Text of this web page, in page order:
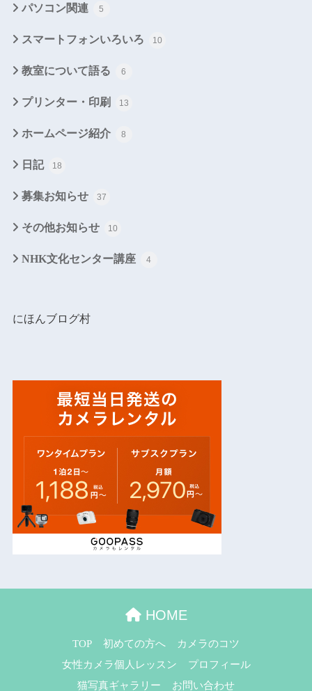
パソコン関連 5
スマートフォンいろいろ 10
教室について語る 6
プリンター・印刷 13
ホームページ紹介 8
日記 18
募集お知らせ 37
その他お知らせ 10
NHK文化センター講座 4
にほんブログ村
HOME
TOP 初めての方へ
カメラのコツ
女性カメラ個人レッスン
プロフィール
猫写真ギャラリー
お問い合わせ